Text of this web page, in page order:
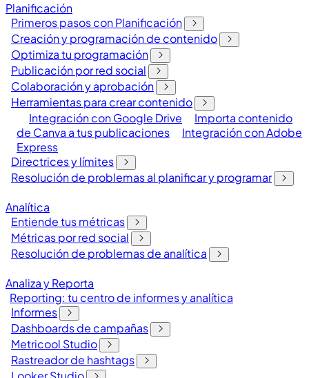
Planificación
Primeros pasos con Planificación
Creación y programación de contenido
Optimiza tu programación
Publicación por red social
Colaboración y aprobación
Herramientas para crear contenido
Integración con Google Drive
Importa contenido
de Canva a tus publicaciones
Integración con Adobe
Express
Directrices y límites
Resolución de problemas al planificar y programar
Analítica
Entiende tus métricas
Métricas por red social
Resolución de problemas de analítica
Analiza y Reporta
Reporting: tu centro de informes y analítica
Informes
Dashboards de campañas
Metricool Studio
Rastreador de hashtags